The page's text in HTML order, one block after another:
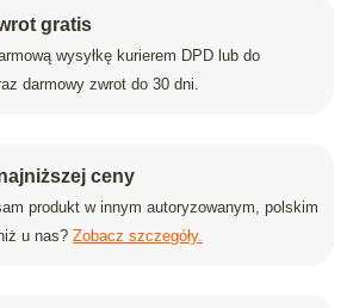
gratis
wysyłkę kurierem DPD lub do
darmowy zwrot do 30 dni.
ceny
produkt w innym autoryzowanym, polskim
u nas? Zobacz szczegóły.